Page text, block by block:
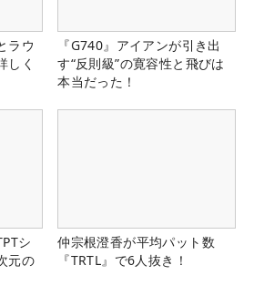
ラウ
しく
『G740』アイアンが引き出
す“反則級”の寛容性と飛びは
本当だった！
シ
元の
仲宗根澄香が平均パット数
『TRTL』で6人抜き！